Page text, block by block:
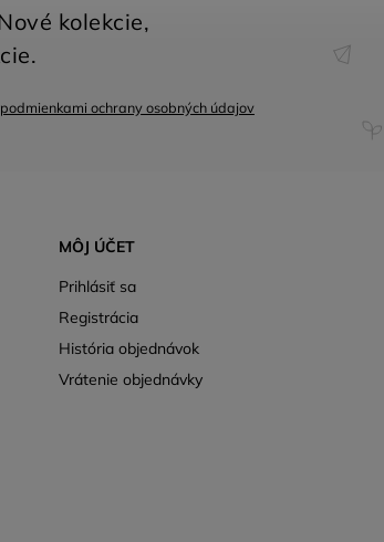
MÔJ ÚČET
Prihlásiť sa
Registrácia
História objednávok
Vrátenie objednávky
podmienkami ochrany osobných údajov